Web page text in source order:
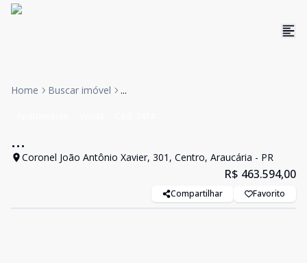
Home Buscar imóvel ...
...
Coronel João Antônio Xavier, 301, Centro, Araucária - PR
R$ 463.594,00
Compartilhar Favorito